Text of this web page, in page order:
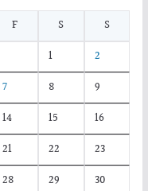
F S
S
1
2
7 8
9
14 15
16
21 22
23
28 29
30